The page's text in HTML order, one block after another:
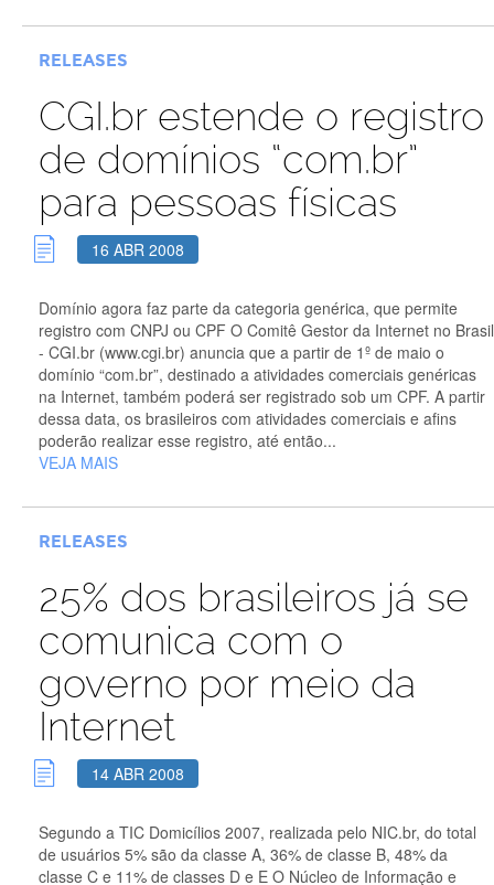
RELEASES
CGI.br estende o registro
de domínios “com.br”
para pessoas físicas
16 ABR 2008
Domínio agora faz parte da categoria genérica, que permite
registro com CNPJ ou CPF O Comitê Gestor da Internet no Brasil
- CGI.br (www.cgi.br) anuncia que a partir de 1º de maio o
domínio “com.br”, destinado a atividades comerciais genéricas
na Internet, também poderá ser registrado sob um CPF. A partir
dessa data, os brasileiros com atividades comerciais e afins
poderão realizar esse registro, até então...
VEJA MAIS
RELEASES
25% dos brasileiros já se
comunica com o
governo por meio da
Internet
14 ABR 2008
Segundo a TIC Domicílios 2007, realizada pelo NIC.br, do total
de usuários 5% são da classe A, 36% de classe B, 48% da
classe C e 11% de classes D e E O Núcleo de Informação e